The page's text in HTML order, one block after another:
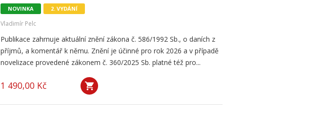
NOVINKA 2. VYDÁNÍ
Vladimír Pelc
Publikace zahrnuje aktuální znění zákona č. 586/1992 Sb., o daních z
příjmů, a komentář k němu. Znění je účinné pro rok 2026 a v případě
novelizace provedené zákonem č. 360/2025 Sb. platné též pro...
1 490,00 Kč